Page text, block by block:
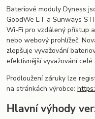
Bateriové moduly Dyness
GoodWe ET a Sunways
Wi-Fi pro vzdálený přístup
nebo webový prohlížeč.
zlepšuje vyvažování
efektivnější vyvažování celé
Prodloužení záruky lze
na stránkách výrobce:
Hlavní výhody